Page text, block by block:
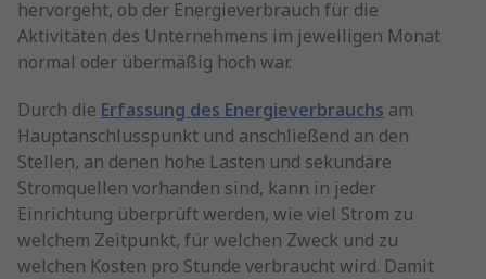
hervorgeht, ob der Energieverbrauch für die
Aktivitäten des Unternehmens im jeweiligen Monat
normal oder übermäßig hoch war.
Durch die Erfassung des Energieverbrauchs am
Hauptanschlusspunkt und anschließend an den
Stellen, an denen hohe Lasten und sekundäre
Stromquellen vorhanden sind, kann in jeder
Einrichtung überprüft werden, wie viel Strom zu
welchem Zeitpunkt, für welchen Zweck und zu
welchen Kosten pro Stunde verbraucht wird. Damit